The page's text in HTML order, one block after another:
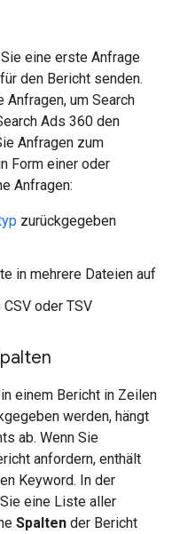
eine erste Anfrage
den Bericht senden.
um Search
Ads 360 den
Anfragen zum
Form einer oder
Anfragen:
zurückgegeben
in mehrere Dateien auf
oder TSV
einem Bericht in Zeilen
werden, hängt
ab. Wenn Sie
anfordern, enthält
Keyword. In der
eine Liste aller
Spalten der Bericht